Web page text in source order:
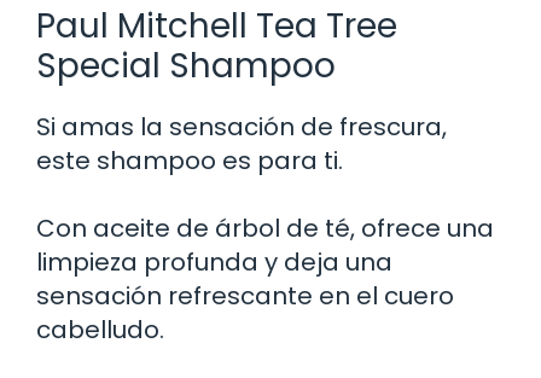
Paul Mitchell Tea Tree
Special Shampoo
Si amas la sensación de frescura,
este shampoo es para ti.
Con aceite de árbol de té, ofrece una
limpieza profunda y deja una
sensación refrescante en el cuero
cabelludo.